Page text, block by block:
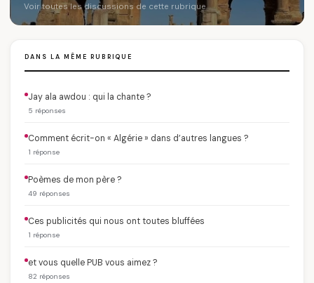
Voir toutes les discussions de cette rubrique
DANS LA MÊME RUBRIQUE
Jay ala awdou : qui la chante ?
5 réponses
Comment écrit-on « Algérie » dans d’autres langues ?
1 réponse
Poèmes de mon père ?
49 réponses
Ces publicités qui nous ont toutes bluffées
1 réponse
et vous quelle PUB vous aimez ?
82 réponses